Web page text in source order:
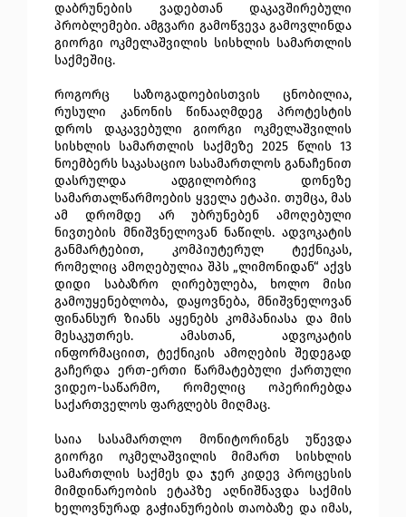
დაბრუნების ვადებთან დაკავშირებული
პრობლემები. ამგვარი გამოწვევა გამოვლინდა
გიორგი ოკმელაშვილის სისხლის სამართლის
საქმეშიც.
როგორც საზოგადოებისთვის ცნობილია,
რუსული კანონის წინააღმდეგ პროტესტის
დროს დაკავებული გიორგი ოკმელაშვილის
სისხლის სამართლის საქმეზე 2025 წლის 13
ნოემბერს საკასაციო სასამართლოს განაჩენით
დასრულდა ადგილობრივ დონეზე
სამართალწარმოების ყველა ეტაპი. თუმცა, მას
ამ დრომდე არ უბრუნებენ ამოღებული
ნივთების მნიშვნელოვან ნაწილს. ადვოკატის
განმარტებით, კომპიუტერულ ტექნიკას,
რომელიც ამოღებულია შპს „ლიმონიდან“ აქვს
დიდი საბაზრო ღირებულება, ხოლო მისი
გამოუყენებლობა, დაყოვნება, მნიშვნელოვან
ფინანსურ ზიანს აყენებს კომპანიასა და მის
მესაკუთრეს. ამასთან, ადვოკატის
ინფორმაციით, ტექნიკის ამოღების შედეგად
გაჩერდა ერთ-ერთი წარმატებული ქართული
ვიდეო-საწარმო, რომელიც ოპერირებდა
საქართველოს ფარგლებს მიღმაც.
საია სასამართლო მონიტორინგს უწევდა
გიორგი ოკმელაშვილის მიმართ სისხლის
სამართლის საქმეს და ჯერ კიდევ პროცესის
მიმდინარეობის ეტაპზე აღნიშნავდა საქმის
ხელოვნურად გაჭიანურების თაობაზე და იმას,